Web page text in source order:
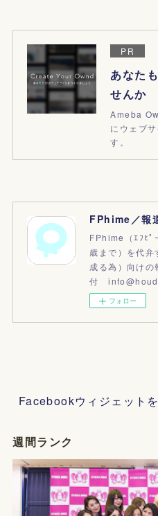
PR
あなた
せんか
Ameba
にウェブ
す。
FPhime／報
FPhime（ｴﾌﾋﾟ
歳まで）を代弁
成る為）向け
付
フォロー
Facebookウィジェット
週間ランク